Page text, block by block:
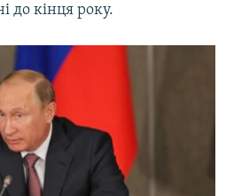
до кінця року.